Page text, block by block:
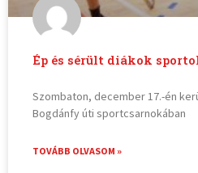
Ép és sérült diákok
Szombaton, december 17.-én
Bogdánfy úti sportcsarnokában
TOVÁBB OLVASOM »